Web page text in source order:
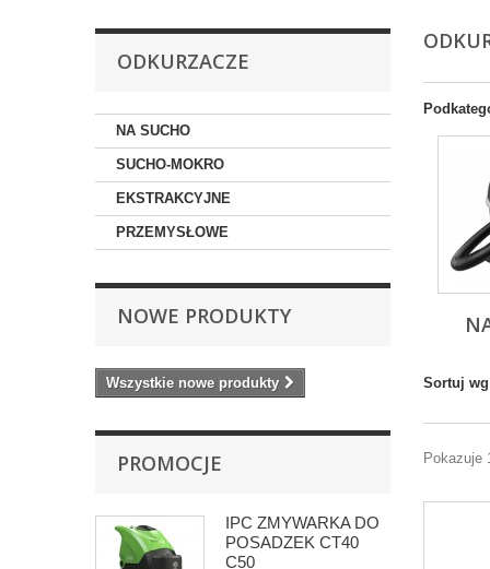
ODKURZACZE
NA SUCHO
SUCHO-MOKRO
EKSTRAKCYJNE
PRZEMYSŁOWE
NOWE PRODUKTY
Wszystkie nowe produkty
PROMOCJE
IPC ZMYWARKA DO
POSADZEK CT40
C50
Sortuj wg
Pokazuje